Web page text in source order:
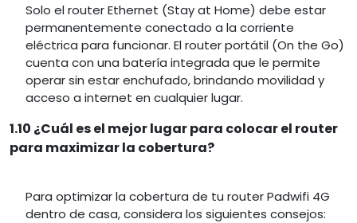
Solo el router Ethernet (Stay at Home) debe estar
permanentemente conectado a la corriente
eléctrica para funcionar. El router portátil (On the Go)
cuenta con una batería integrada que le permite
operar sin estar enchufado, brindando movilidad y
acceso a internet en cualquier lugar.
1.10 ¿Cuál es el mejor lugar para colocar el router
para maximizar la cobertura?
Para optimizar la cobertura de tu router Padwifi 4G
dentro de casa, considera los siguientes consejos: